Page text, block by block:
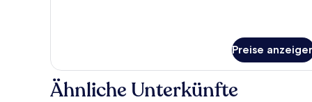
Preise
Ähnliche Unterkünfte